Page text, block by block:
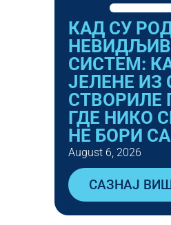
КАД СУ
СИСТЕМ:
ЈЕЛЕНЕ ИЗ
СТВОРИЛЕ
ГДЕ НИКО
НЕ БОРИ
August 6, 2026
САЗНАЈ